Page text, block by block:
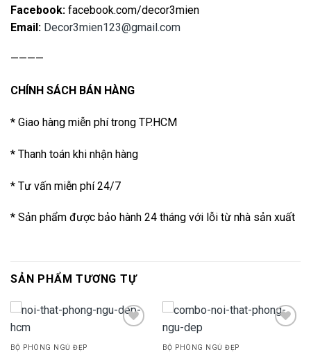
Facebook: facebook.com/decor3mien
Email: Decor3mien123@gmail.com
————
CHÍNH SÁCH BÁN HÀNG
* Giao hàng miễn phí trong TP.HCM
* Thanh toán khi nhận hàng
* Tư vấn miễn phí 24/7
* Sản phẩm được bảo hành 24 tháng với lỗi từ nhà sản xuất
SẢN PHẨM TƯƠNG TỰ
BỘ PHÒNG NGỦ ĐẸP BỘ PHÒNG NGỦ ĐẸP